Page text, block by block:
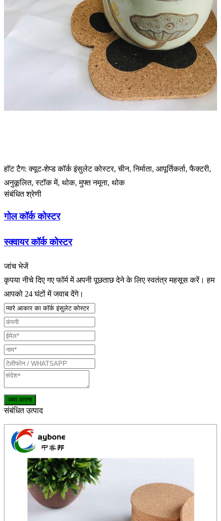
हॉट टैग: क्यूट-शेप्ड कॉर्क इंसुलेट कोस्टर, चीन, निर्माता, आपूर्तिकर्ता, फैक्टरी,
अनुकूलित, स्टॉक में, थोक, मुफ्त नमूना, थोक
संबंधित श्रेणी
गोल कॉर्क कोस्टर
स्क्वायर कॉर्क कोस्टर
जांच भेजें
कृपया नीचे दिए गए फॉर्म में अपनी पूछताछ देने के लिए स्वतंत्र महसूस करें। हम
आपको 24 घंटों में जवाब देंगे।
संबंधित उत्पाद